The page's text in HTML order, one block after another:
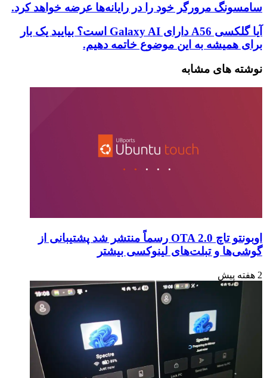
وارد
کنید
سامسونگ
خود
را
در
عرضه
خواهد
سامسونگ مرورگر خود را در رایانه‌ها عرضه خواهد کرد.
آیا
گلکسی
A56
دارای
Galaxy
AI
آیا گلکسی A56 دارای Galaxy AI است؟ بیایید یک بار
برای همیشه به این موضوع خاتمه دهیم.
نوشته های مشابه
اوبونتو تاچ OTA 2.0 رسماً منتشر شد پشتیبانی از
گوشی‌ها و تبلت‌های لینوکسی بیشتر
2 هفته پیش